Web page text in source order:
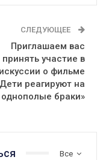
СЛЕДУЮЩЕЕ
Приглашаем вас
принять участие в
о фильме
реагируют на
однополые браки»
Все